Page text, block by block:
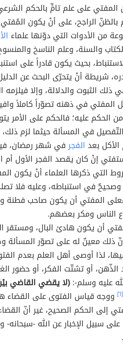
المفتي على علم تامٍّ بالحكم
الراجح، على أنْ يكون
من الأدوات التي دوّنها علماء
والسنة، وعلم الناسخ
بحيث يكون قادراً على
شريطة أنْ يتحرّى البحث عن
ذلك الثبوت والدلالة، وإلا فيلزمه
المفتي في ذهنه تصوّراً كاملاً
الحكم عليه؛ فالحكم على الأمر
في المسألة حيثما لزم
بعد الفجرفي شهر رمضان،
إنْ كان يقصد الفجر الأول أم
التي ذكرها العلماء أنْ يكون
وصحيحٌ في استنباطه، وعليه فلا
المفتي أن يكون صاحب فطنة
الناس ومكر بعضهم.
أن يكون هادئ البال،
ذلك معينٌ له على تصوّر المسألة
لذا أوصى أهل العلم بعدم
الذّهن، أو تشتّت الفكر، أو حضور
عليه وسلم-:(لا يقضي القاضي
[٦]
ووجه قياس الفتوى على القضاء
إلى الحكم الصحيح، غير أنّ
على سبيل الإخبار عن الله -سبحانه-